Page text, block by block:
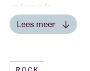
andere info.
In 2024 verkochten
onverminderd groot
Lees meer